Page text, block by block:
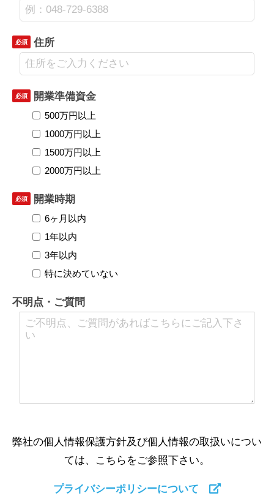
必須 住所
必須 開業準備資金
500万円以上
1000万円以上
1500万円以上
2000万円以上
必須 開業時期
6ヶ月以内
1年以内
3年以内
特に決めていない
不明点・ご質問
弊社の個人情報保護方針及び個人情報の取扱いについ
ては、こちらをご参照下さい。
プライバシーポリシーについて